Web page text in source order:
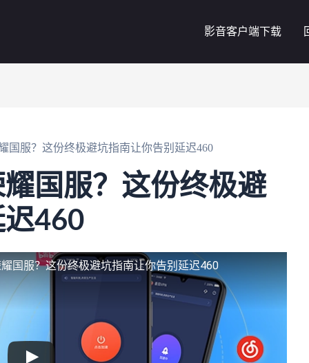
影音客户端下载
国服？这份终极避坑指南让你告别延迟460
国服？这份终极避
460
国服？这份终极避坑指南让你告别延迟460